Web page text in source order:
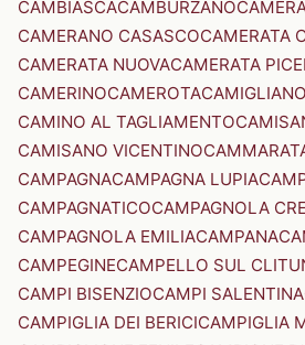
CAMBIASCACAMBURZANO
CAMERANO CASASCOCAMERATA
CAMERATA NUOVACAMERATA
CAMERINOCAMEROTACAMIGLIANO
CAMINO AL TAGLIAMENTO
CAMISANO VICENTINO
CAMPAGNACAMPAGNA LUPIA
CAMPAGNATICOCAMPAGNOLA
CAMPAGNOLA EMILIACAMPANA
CAMPEGINECAMPELLO SUL
CAMPI BISENZIOCAMPI SALENTINA
CAMPIGLIA DEI BERICICAMPIGLIA